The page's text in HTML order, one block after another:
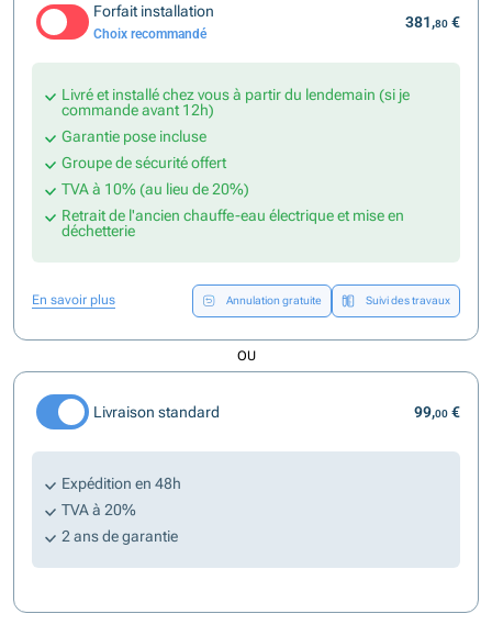
Forfait installation
Choix recommandé
381,80 €
Livré et installé chez vous à partir du lendemain (si je
commande avant 12h)
Garantie pose incluse
Groupe de sécurité offert
TVA à 10% (au lieu de 20%)
Retrait de l'ancien chauffe-eau électrique et mise en
déchetterie
En savoir plus Annulation gratuite Suivi des travaux
OU
Livraison standard 99,00 €
Expédition en 48h
TVA à 20%
2 ans de garantie